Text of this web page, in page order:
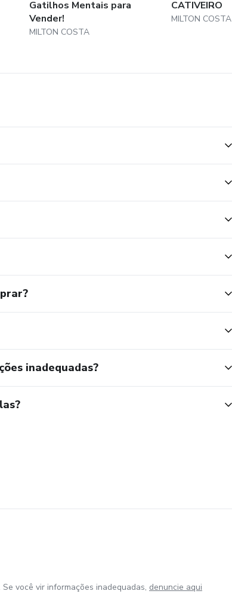
Gatilhos Mentais para
Vender!
MILTON COSTA
CATIVEIRO
MILTON COSTA
inadequadas?
você vir informações inadequadas, denuncie aqui